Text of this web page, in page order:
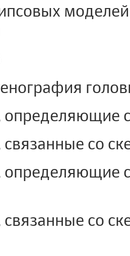
моделей
определяющие
связанные со
определяющие
связанные со